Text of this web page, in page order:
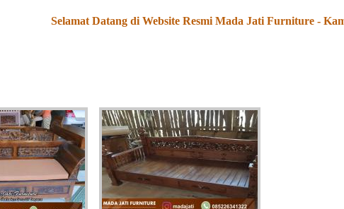
Selamat Datang di Website Resmi Mada Jati Furniture - Kami